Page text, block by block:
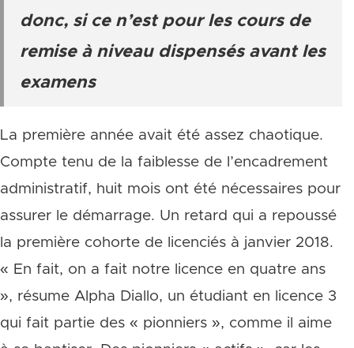
donc, si ce n’est pour les cours de
remise à niveau dispensés avant les
examens
La première année avait été assez chaotique.
Compte tenu de la faiblesse de l’encadrement
administratif, huit mois ont été nécessaires pour
assurer le démarrage. Un retard qui a repoussé
la première cohorte de licenciés à janvier 2018.
« En fait, on a fait notre licence en quatre ans
», résume Alpha Diallo, un étudiant en licence 3
qui fait partie des « pionniers », comme il aime